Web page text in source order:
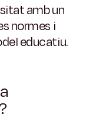
amb un
normes i
educatiu.